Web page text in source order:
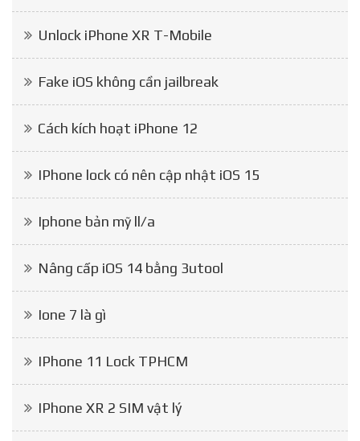
Unlock iPhone XR T-Mobile
Fake iOS không cần jailbreak
Cách kích hoạt iPhone 12
IPhone lock có nên cập nhật iOS 15
Iphone bản mỹ ll/a
Nâng cấp iOS 14 bằng 3utool
Ione 7 là gì
IPhone 11 Lock TPHCM
IPhone XR 2 SIM vật lý